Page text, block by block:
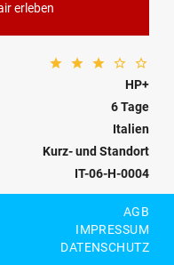
erleben
HP+
6 Tage
Italien
Kurz- und Standort
IT-06-H-0004
AGB
IMPRESSUM
DATENSCHUTZ